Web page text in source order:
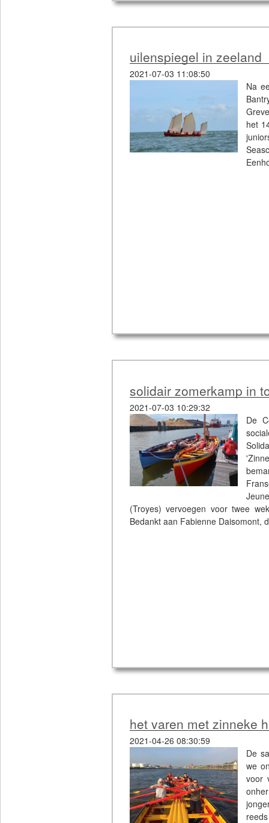
uilenspiegel in zeeland
2021-07-03 11:08:50
Na
het
solidair zomerkamp in
2021-07-03 10:29:32
De
(Troyes) vervoegen voor twee
Bedankt aan Fabienne Daisomont,
het varen met zinneke
2021-04-26 08:30:59
De
we
voor